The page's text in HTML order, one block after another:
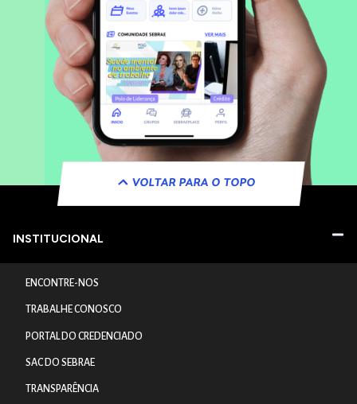
VOLTAR PARA O TOPO
INSTITUCIONAL
ENCONTRE-NOS
TRABALHE CONOSCO
PORTAL DO CREDENCIADO
SAC DO SEBRAE
TRANSPARÊNCIA